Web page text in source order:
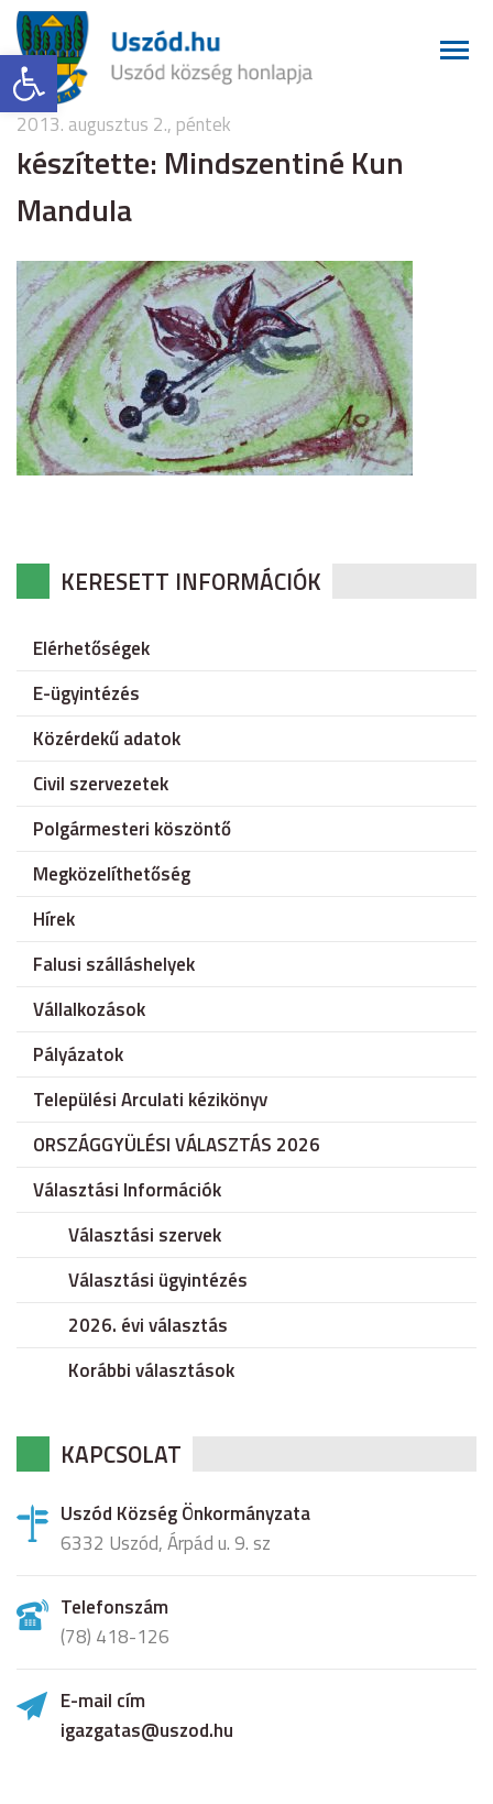
Eszköztár megnyitása
2013. augusztus 2., péntek
készítette: Mindszentiné Kun
Mandula
KERESETT INFORMÁCIÓK
Elérhetőségek
E-ügyintézés
Közérdekű adatok
Civil szervezetek
Polgármesteri köszöntő
Megközelíthetőség
Hírek
Falusi szálláshelyek
Vállalkozások
Pályázatok
Települési Arculati kézikönyv
ORSZÁGGYÜLÉSI VÁLASZTÁS 2026
Választási Információk
Választási szervek
Választási ügyintézés
2026. évi választás
Korábbi választások
KAPCSOLAT
Uszód Község Önkormányzata
6332 Uszód, Árpád u. 9. sz
Telefonszám
(78) 418-126
E-mail cím
igazgatas@uszod.hu